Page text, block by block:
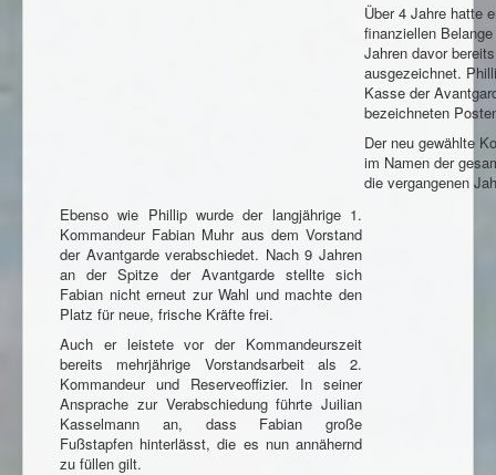
Über 4 Jahre hatte
finanziellen
Jahren davor
ausgezeichnet.
Kasse der
bezeichneten
Der neu gewählte
im Namen der
die vergangenen
Ebenso wie Phillip wurde der langjährige 1.
Kommandeur Fabian Muhr aus dem Vorstand
der Avantgarde verabschiedet. Nach 9 Jahren
an der Spitze der Avantgarde stellte sich
Fabian nicht erneut zur Wahl und machte den
Platz für neue, frische Kräfte frei.
Auch er leistete vor der Kommandeurszeit
bereits mehrjährige Vorstandsarbeit als 2.
Kommandeur und Reserveoffizier. In seiner
Ansprache zur Verabschiedung führte Juilian
Kasselmann an, dass Fabian große
Fußstapfen hinterlässt, die es nun annähernd
zu füllen gilt.